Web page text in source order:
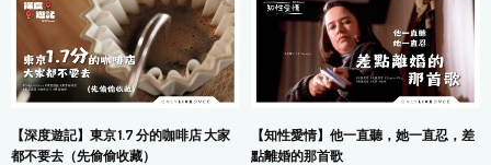
【深度遊記】東京 1.7 分的咖啡店 大家
都不要去（先偷偷收藏）
【知性愛情】他一直聽，她一直忍，差
點離婚的那首歌